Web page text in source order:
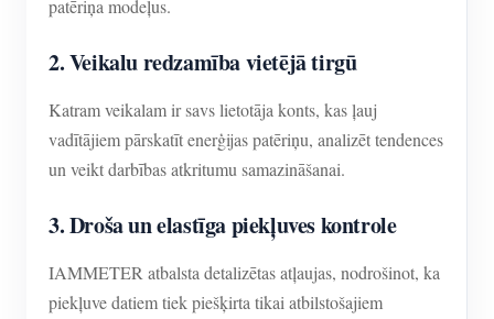
patēriņa modeļus.
2. Veikalu redzamība vietējā tirgū
Katram veikalam ir savs lietotāja konts, kas ļauj
vadītājiem pārskatīt enerģijas patēriņu, analizēt tendences
un veikt darbības atkritumu samazināšanai.
3. Droša un elastīga piekļuves kontrole
IAMMETER atbalsta detalizētas atļaujas, nodrošinot, ka
piekļuve datiem tiek piešķirta tikai atbilstošajiem